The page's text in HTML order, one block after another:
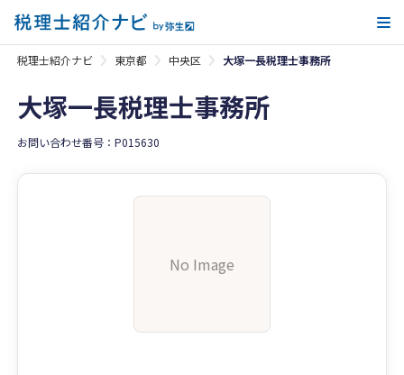
税理士紹介ナビ 東京都 中央区 大塚一長税理士事務所
大塚一長税理士事務所
お問い合わせ番号：P015630
No Image